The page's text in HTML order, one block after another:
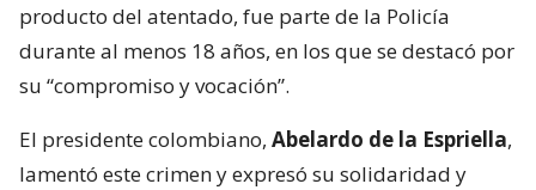
producto del atentado, fue parte de la Policía
durante al menos 18 años, en los que se destacó por
su “compromiso y vocación”.
El presidente colombiano, Abelardo de la Espriella,
lamentó este crimen y expresó su solidaridad y